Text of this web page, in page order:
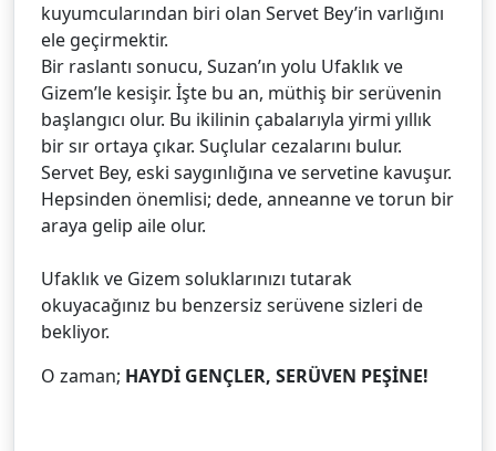
kuyumcularından biri olan Servet Bey’in varlığını
ele geçirmektir.
Bir raslantı sonucu, Suzan’ın yolu Ufaklık ve
Gizem’le kesişir. İşte bu an, müthiş bir serüvenin
başlangıcı olur. Bu ikilinin çabalarıyla yirmi yıllık
bir sır ortaya çıkar. Suçlular cezalarını bulur.
Servet Bey, eski saygınlığına ve servetine kavuşur.
Hepsinden önemlisi; dede, anneanne ve torun bir
araya gelip aile olur.
Ufaklık ve Gizem soluklarınızı tutarak
okuyacağınız bu benzersiz serüvene sizleri de
bekliyor.
O zaman; HAYDİ GENÇLER, SERÜVEN PEŞİNE!